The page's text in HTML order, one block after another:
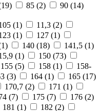
19) 85 (2) 90 (14)
(1) 11,3 (2)
(1) 127 (1)
1) 140 (18) 141,5 (1)
(1) 150 (73)
155 (5) 158 (1)
158-
(3) 164 (1) 165 (17)
170,7 (2) 171 (1)
(7) 175 (7) 176 (2)
181 (1) 182 (2)